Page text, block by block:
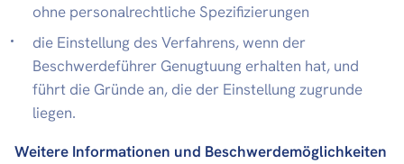
ohne personalrechtliche Spezifizierungen
die Einstellung des Verfahrens, wenn der
Beschwerdeführer Genugtuung erhalten hat, und
führt die Gründe an, die der Einstellung zugrunde
liegen.
Weitere Informationen und Beschwerdemöglichkeiten